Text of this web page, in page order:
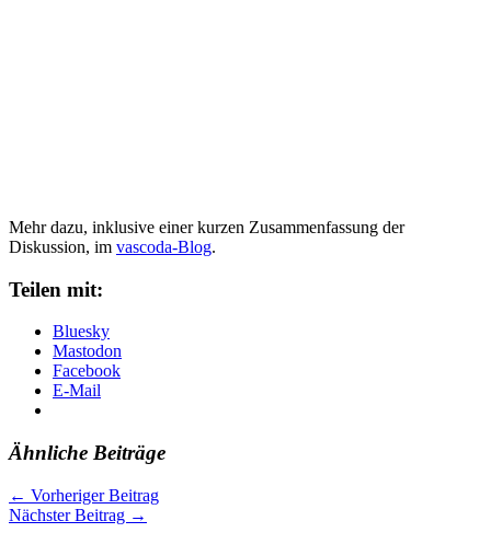
Mehr dazu, inklusive einer kurzen Zusammenfassung der
Diskussion, im vascoda-Blog.
Teilen mit:
Bluesky
Mastodon
Facebook
E-Mail
Ähnliche Beiträge
← Vorheriger Beitrag
Nächster Beitrag →